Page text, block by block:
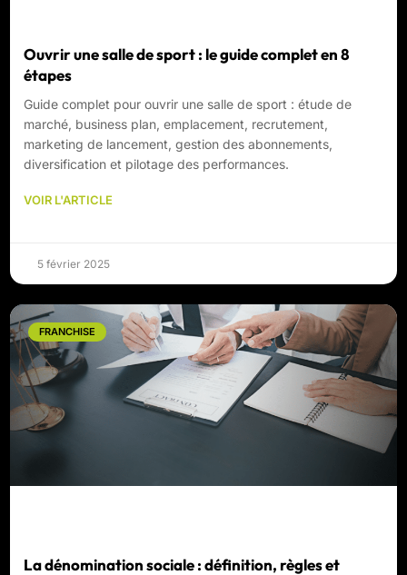
Ouvrir une salle de sport : le guide complet en 8
étapes
Guide complet pour ouvrir une salle de sport : étude de
marché, business plan, emplacement, recrutement,
marketing de lancement, gestion des abonnements,
diversification et pilotage des performances.
VOIR L'ARTICLE
5 février 2025
FRANCHISE
La dénomination sociale : définition, règles et